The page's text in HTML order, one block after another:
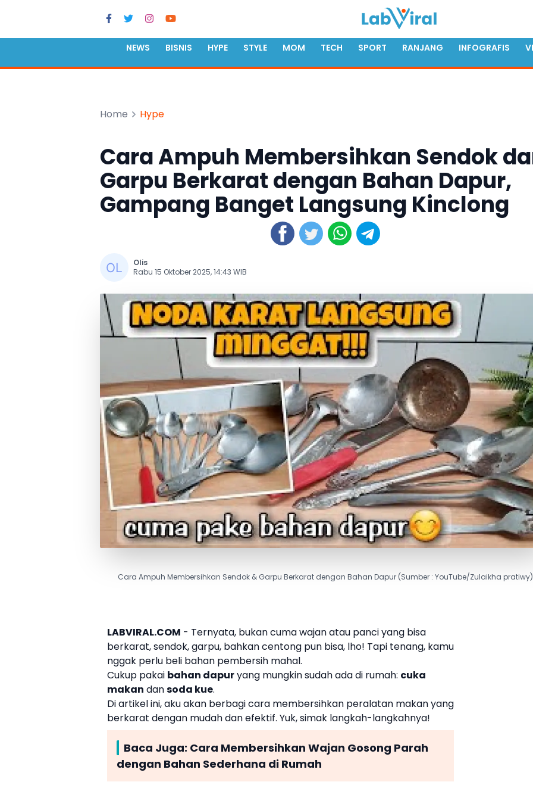
NEWS BISNIS HYPE STYLE MOM TECH SPORT RANJANG INFOGRAFIS
Home Hype
Cara Ampuh Membersihkan Sendok
Garpu Berkarat dengan Bahan Dapur,
Gampang Banget Langsung Kinclong
Olis
Rabu 15 Oktober 2025, 14:43 WIB
Cara Ampuh Membersihkan Sendok & Garpu Berkarat dengan Bahan Dapur (Sumber : YouTube/Zulaikha pratiwy)
LABVIRAL.COM - Ternyata, bukan cuma wajan atau panci yang bisa
berkarat, sendok, garpu, bahkan centong pun bisa, lho! Tapi tenang, kamu
nggak perlu beli bahan pembersih mahal.
Cukup pakai bahan dapuryang mungkin sudah ada di rumah: cuka
makan dansoda kue.
Di artikel ini, aku akan berbagicara membersihkan peralatan makan yang
berkarat dengan mudah dan efektif. Yuk, simak langkah-langkahnya!
Baca Juga: Cara Membersihkan Wajan Gosong Parah
dengan Bahan Sederhana di Rumah